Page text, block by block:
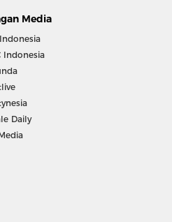
Media
Indonesia
Daily